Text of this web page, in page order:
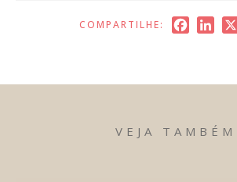
COMPARTILHE: Facebook
VEJA TAMBÉM